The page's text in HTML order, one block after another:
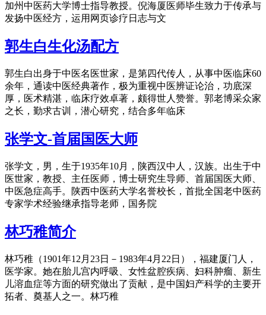
加州中医药大学博士指导教授。倪海厦医师毕生致力于传承与
发扬中医经方，运用网页诊疗日志与文
郭生白生化汤配方
郭生白出身于中医名医世家，是第四代传人，从事中医临床60
余年，通读中医经典著作，极为重视中医辨证论治，功底深
厚，医术精湛，临床疗效卓著，颇得世人赞誉。郭老博采众家
之长，勤求古训，潜心研究，结合多年临床
张学文-首届国医大师
张学文，男，生于1935年10月，陕西汉中人，汉族。出生于中
医世家，教授、主任医师，博士研究生导师、首届国医大师、
中医急症高手。陕西中医药大学名誉校长，首批全国老中医药
专家学术经验继承指导老师，国务院
林巧稚简介
林巧稚（1901年12月23日－1983年4月22日），福建厦门人，
医学家。她在胎儿宫内呼吸、女性盆腔疾病、妇科肿瘤、新生
儿溶血症等方面的研究做出了贡献，是中国妇产科学的主要开
拓者、奠基人之一。林巧稚